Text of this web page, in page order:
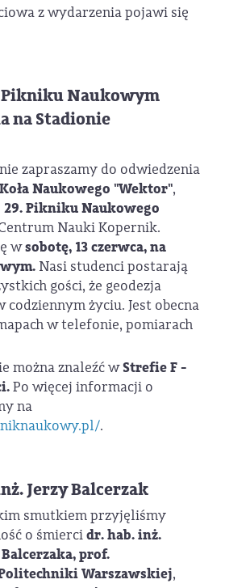
z wydarzenia pojawi się
Naukowym
na Stadionie
zapraszamy do odwiedzenia
Koła Naukowego "Wektor",
29. Pikniku Naukowego
Nauki Kopernik.
wsobotę, 13 czerwca, na
Nasi studenci postarają
gości, że geodezja
życiu. Jest obecna
w telefonie, pomiarach
można znaleźć wStrefie F -
Po więcej informacji o
na
.
Jerzy Balcerzak
smutkiem przyjęliśmy
o śmiercidr. hab. inż.
prof.
Warszawskiej,